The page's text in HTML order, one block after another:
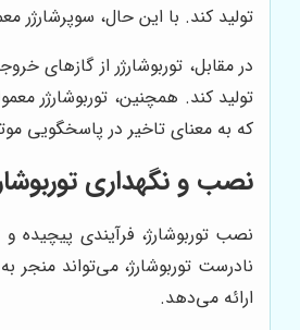
تولید کند. با این حال،
در مقابل، توربوشارژر از گازهای
که به معنای تاخیر در پاسخگویی
نصب و نگهداری
نصب توربوشارژ، فرآیندی
نادرست توربوشارژ، می‌تواند
ارائه می‌دهد.